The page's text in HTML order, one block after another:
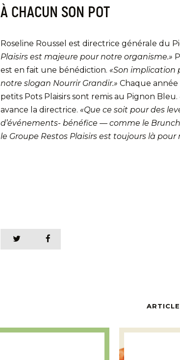
À CHACUN SON POT
Roseline Roussel est directrice générale du
Plaisirs est majeure pour notre organisme.»
est en fait une bénédiction. «Son implication
notre slogan Nourrir Grandir.» Chaque année
petits Pots Plaisirs sont remis au Pignon Bleu.
avance la directrice. «Que ce soit pour des
d’événements- bénéfice — comme le
le Groupe Restos Plaisirs est toujours là pour